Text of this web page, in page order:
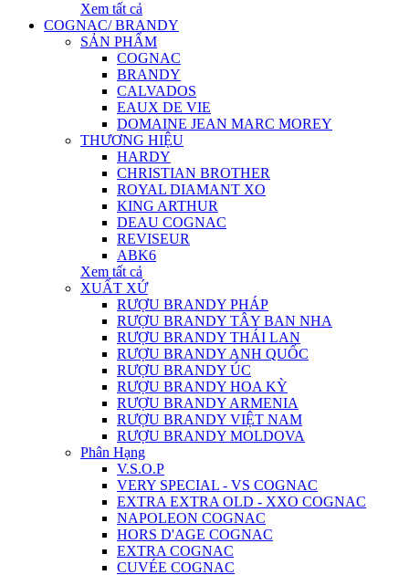
Xem tất cả
COGNAC/ BRANDY
SẢN PHẨM
COGNAC
BRANDY
CALVADOS
EAUX DE VIE
DOMAINE JEAN MARC MOREY
THƯƠNG HIỆU
HARDY
CHRISTIAN BROTHER
ROYAL DIAMANT XO
KING ARTHUR
DEAU COGNAC
REVISEUR
ABK6
Xem tất cả
XUẤT XỨ
RƯỢU BRANDY PHÁP
RƯỢU BRANDY TÂY BAN NHA
RƯỢU BRANDY THÁI LAN
RƯỢU BRANDY ANH QUỐC
RƯỢU BRANDY ÚC
RƯỢU BRANDY HOA KỲ
RƯỢU BRANDY ARMENIA
RƯỢU BRANDY VIỆT NAM
RƯỢU BRANDY MOLDOVA
Phân Hạng
V.S.O.P
VERY SPECIAL - VS COGNAC
EXTRA EXTRA OLD - XXO COGNAC
NAPOLEON COGNAC
HORS D'AGE COGNAC
EXTRA COGNAC
CUVÉE COGNAC